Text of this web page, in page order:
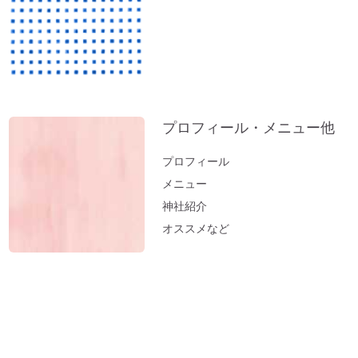
お薬出しすぎニッポン。全部やめたら元気
になった。
立春前に「断捨離」を。
小松易さんの「デジタルデータのかたづ
１分間、美しい音色をお楽しみください～
オルゴール療法の音
「初詣」もいいけれど、年内に参拝するの
プロフィール・メニュー他
プロフィール
メニュー
神社紹介
オススメなど